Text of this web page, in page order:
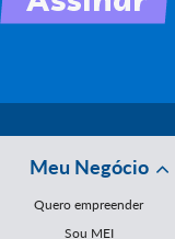
Meu Negócio
Quero empreender
Sou MEI